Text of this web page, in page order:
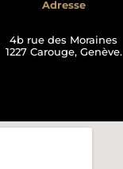
Adresse
4b rue des Moraines
1227 Carouge, Genève.